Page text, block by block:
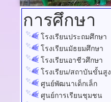
การศึกษา
โรงเรียนประถมศึกษา
โรงเรียนมัธยมศึกษา
โรงเรียนอาชีวศึกษา
โรงเรียน/สถาบันขั้นสูง
ศูนย์พัฒนาเด็กเล็ก
ศูนย์การเรียนชุมชน